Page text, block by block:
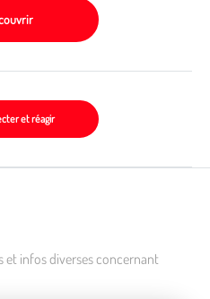
et réagir
et infos diverses concernant